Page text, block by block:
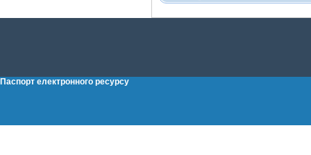
Паспорт електронного ресурсу